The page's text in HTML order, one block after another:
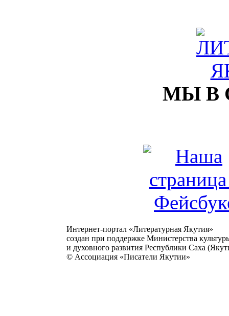
МЫ В
Интернет-портал «Литературная Якутия»
создан при поддержке Министерства
и духовного развития Республики Саха
© Ассоциация «Писатели Якутии»